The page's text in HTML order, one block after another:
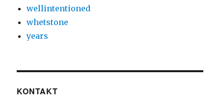
wellintentioned
whetstone
years
KONTAKT